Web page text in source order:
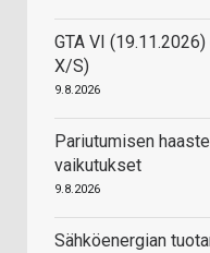
GTA VI
X/S)
9.8.2026
Pariutumisen
vaikutukset
9.8.2026
Sähköenergian